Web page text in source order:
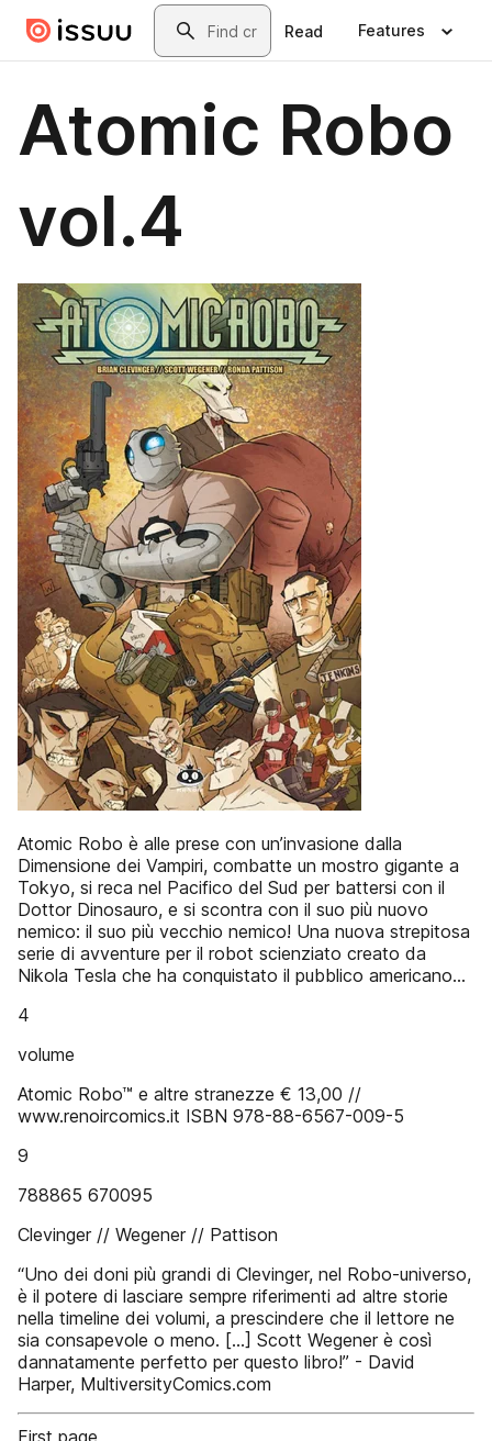
Skip to main contentSearch
Read Features
Atomic Robo
vol.4
Atomic Robo è alle prese con un’invasione dalla
Dimensione dei Vampiri, combatte un mostro gigante a
Tokyo, si reca nel Pacifico del Sud per battersi con il
Dottor Dinosauro, e si scontra con il suo più nuovo
nemico: il suo più vecchio nemico! Una nuova strepitosa
serie di avventure per il robot scienziato creato da
Nikola Tesla che ha conquistato il pubblico americano...
4
volume
Atomic Robo™ e altre stranezze € 13,00 //
www.renoircomics.it ISBN 978-88-6567-009-5
9
788865 670095
Clevinger // Wegener // Pattison
“Uno dei doni più grandi di Clevinger, nel Robo-universo,
è il potere di lasciare sempre riferimenti ad altre storie
nella timeline dei volumi, a prescindere che il lettore ne
sia consapevole o meno. [...] Scott Wegener è così
dannatamente perfetto per questo libro!” - David
Harper, MultiversityComics.com
First page